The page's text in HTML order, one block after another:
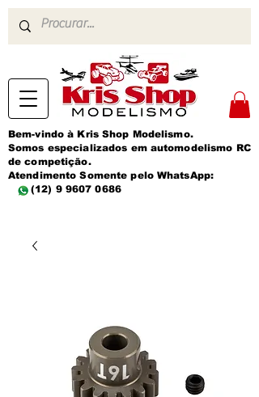
Bem-vindo à Kris Shop Modelismo.
Somos especializados em automodelismo RC
de competição.
Atendimento Somente pelo WhatsApp:
(12) 9 9607 0686